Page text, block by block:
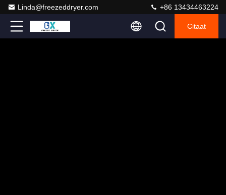
Linda@freezeddryer.com +86 13434463224
Citaat